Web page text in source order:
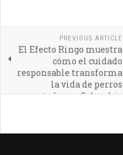
PREVIOUS ARTICLE
El Efecto Ringo muestra
cómo el cuidado
responsable transforma
la vida de perros
rescatados en Colombia